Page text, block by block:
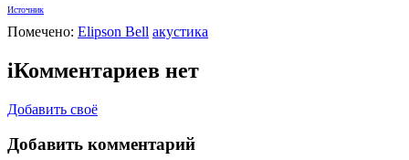
Источник
Помечено: Elipson Bell акустика
iКомментариев нет
Добавить своё
Добавить комментарий